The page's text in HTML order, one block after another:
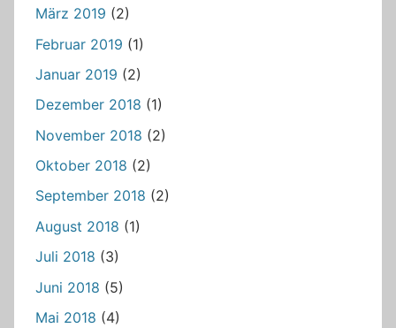
März 2019 (2)
Februar 2019 (1)
Januar 2019 (2)
Dezember 2018 (1)
November 2018 (2)
Oktober 2018 (2)
September 2018 (2)
August 2018 (1)
Juli 2018 (3)
Juni 2018 (5)
Mai 2018 (4)